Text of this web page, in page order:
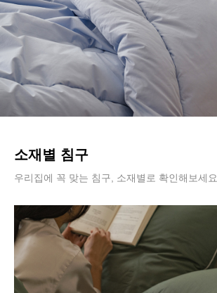
소재별 침구
우리집에 꼭 맞는 침구, 소재별로 확인해보세요.